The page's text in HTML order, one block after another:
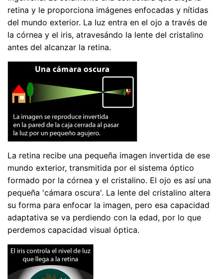
retina y le proporciona imágenes enfocadas y nítidas
del mundo exterior. La luz entra en el ojo a través de
la córnea y el iris, atravesándo la lente del cristalino
antes del alcanzar la retina.
La retina recibe una pequeña imagen invertida de ese
mundo exterior, transmitida por el sistema óptico
formado por la córnea y el cristalino. El ojo es así una
pequeña 'cámara oscura'. La lente del cristalino altera
su forma para enfocar la imagen, pero esa capacidad
adaptativa se va perdiendo con la edad, por lo que
perdemos capacidad visual óptica.